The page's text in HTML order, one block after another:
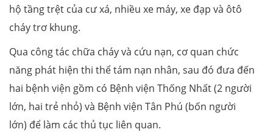
hộ tầng trệt của cư xá, nhiều xe máy, xe đạp và ôtô
cháy trơ khung.
Qua công tác chữa cháy và cứu nạn, cơ quan chức
năng phát hiện thi thể tám nạn nhân, sau đó đưa đến
hai bệnh viện gồm có Bệnh viện Thống Nhất (2 người
lớn, hai trẻ nhỏ) và Bệnh viện Tân Phú (bốn người
lớn) để làm các thủ tục liên quan.